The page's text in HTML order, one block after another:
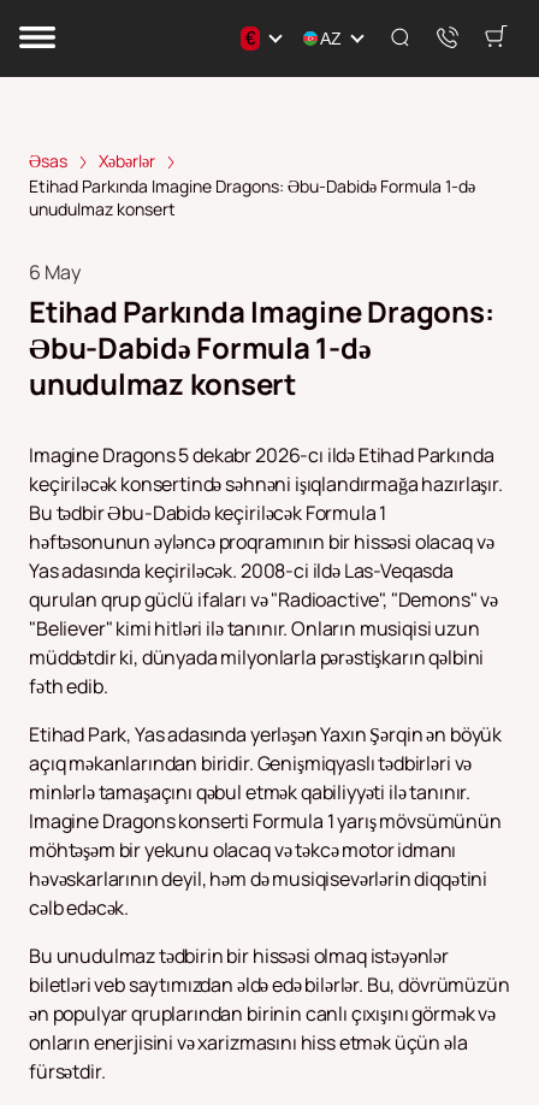
€ AZ
Əsas
Xəbərlər
Etihad Parkında Imagine Dragons: Əbu-Dabidə Formula 1-də
unudulmaz konsert
6 May
Etihad Parkında Imagine Dragons:
Əbu-Dabidə Formula 1-də
unudulmaz konsert
Imagine Dragons 5 dekabr 2026-cı ildə Etihad Parkında
keçiriləcək konsertində səhnəni işıqlandırmağa hazırlaşır.
Bu tədbir Əbu-Dabidə keçiriləcək Formula 1
həftəsonunun əyləncə proqramının bir hissəsi olacaq və
Yas adasında keçiriləcək. 2008-ci ildə Las-Veqasda
qurulan qrup güclü ifaları və "Radioactive", "Demons" və
"Believer" kimi hitləri ilə tanınır. Onların musiqisi uzun
müddətdir ki, dünyada milyonlarla pərəstişkarın qəlbini
fəth edib.
Etihad Park, Yas adasında yerləşən Yaxın Şərqin ən böyük
açıq məkanlarından biridir. Genişmiqyaslı tədbirləri və
minlərlə tamaşaçını qəbul etmək qabiliyyəti ilə tanınır.
Imagine Dragons konserti Formula 1 yarış mövsümünün
möhtəşəm bir yekunu olacaq və təkcə motor idmanı
həvəskarlarının deyil, həm də musiqisevərlərin diqqətini
cəlb edəcək.
Bu unudulmaz tədbirin bir hissəsi olmaq istəyənlər
biletləri veb saytımızdan əldə edə bilərlər. Bu, dövrümüzün
ən populyar qruplarından birinin canlı çıxışını görmək və
onların enerjisini və xarizmasını hiss etmək üçün əla
fürsətdir.